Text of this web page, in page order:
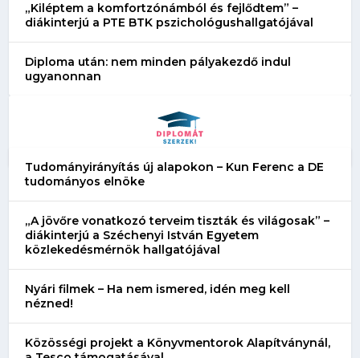
„Kiléptem a komfortzónámból és fejlődtem” –
diákinterjú a PTE BTK pszichológushallgatójával
Diploma után: nem minden pályakezdő indul
ugyanonnan
Tudományirányítás új alapokon – Kun Ferenc a DE
tudományos elnöke
„A jövőre vonatkozó terveim tiszták és világosak” –
diákinterjú a Széchenyi István Egyetem
közlekedésmérnök hallgatójával
Nyári filmek – Ha nem ismered, idén meg kell
nézned!
Közösségi projekt a Könyvmentorok Alapítványnál,